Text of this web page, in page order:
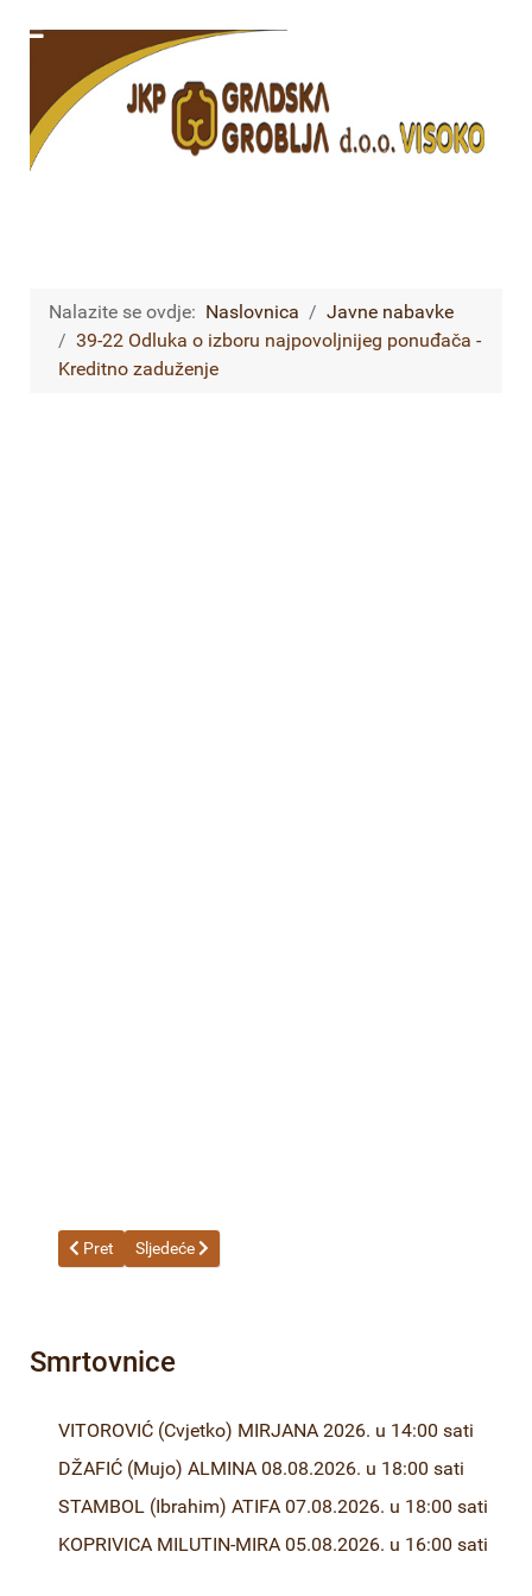
Nalazite se ovdje: Naslovnica
Javne nabavke
39-22 Odluka o izboru najpovoljnijeg ponuđača -
Kreditno zaduženje
Prethodni članak: 39-22 Odluka o poništenju postupka javne
Pret Sljedeći članak: Obrazac praćenja realizacije
Sljedeće
Smrtovnice
VITOROVIĆ (Cvjetko) MIRJANA 2026. u 14:00 sati
DŽAFIĆ (Mujo) ALMINA 08.08.2026. u 18:00 sati
STAMBOL (Ibrahim) ATIFA 07.08.2026. u 18:00 sati
KOPRIVICA MILUTIN-MIRA 05.08.2026. u 16:00 sati